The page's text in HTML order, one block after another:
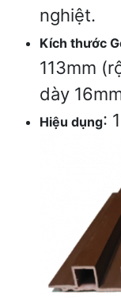
nghiệt.
Kích thước
113mm
dày
Hiệu dụng: